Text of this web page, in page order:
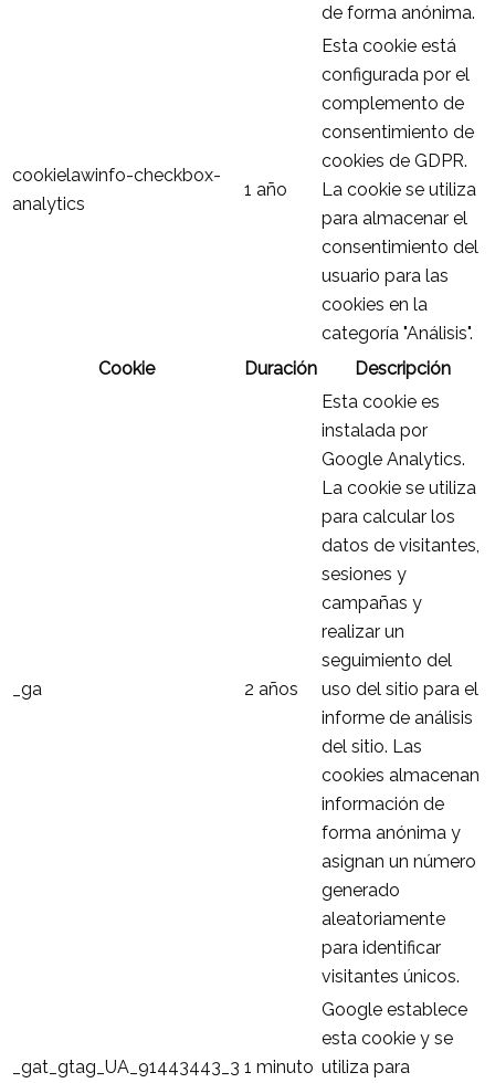
de forma anónima.
cookielawinfo-checkbox-
analytics
1 año
Esta cookie está
configurada por el
complemento de
consentimiento de
cookies de GDPR.
La cookie se utiliza
para almacenar el
consentimiento del
usuario para las
cookies en la
categoría "Análisis".
Cookie
Duración Descripción
_ga 2 años
Esta cookie es
instalada por
Google Analytics.
La cookie se utiliza
para calcular los
datos de visitantes,
sesiones y
campañas y
realizar un
seguimiento del
uso del sitio para el
informe de análisis
del sitio. Las
cookies almacenan
información de
forma anónima y
asignan un número
generado
aleatoriamente
para identificar
visitantes únicos.
_gat_gtag_UA_91443443_3 1 minuto
Google establece
esta cookie y se
utiliza para